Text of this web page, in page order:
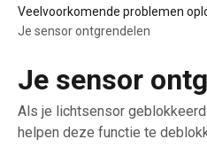
Veelvoorkomende problemen
Je sensor ontgrendelen
Je sensor
Als je lichtsensor
helpen deze functie te